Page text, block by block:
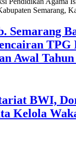
Semarang,
Semarang
Awal Tahun
BWI,
Kelola